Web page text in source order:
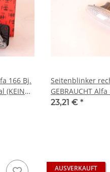
166 Bj.
(KEIN
Seitenblinker
GEBRAUCHT
2007
23,21 € *
AUSVERKAUFT